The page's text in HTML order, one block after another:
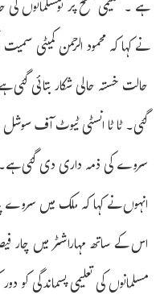
ہے ۔ تعلیمی سطح پر
نے کہا کہ محمود الرحمن کمیٹی
حالت خستہ حالی شکار بتائی
گئی۔ ٹا ٹا انسٹی ٹیوٹ آف
سروے کی ذمہ داری دی گئی
انہوں نے کہا کہ ملک میں سروے
اس کے ساتھ مہاراشٹر میں
مسلمانوں کی تعلیمی پسماندگی